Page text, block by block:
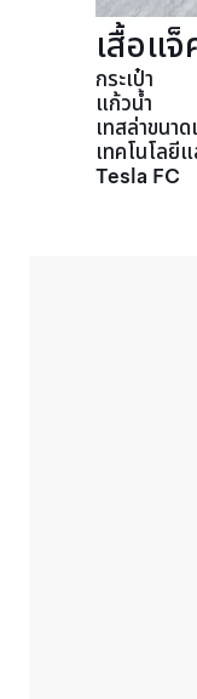
เสื้อแ
กระเป๋า
แก้วน้ำ
เทสล่าขนาด
เทคโนโลยี
Tesla FC